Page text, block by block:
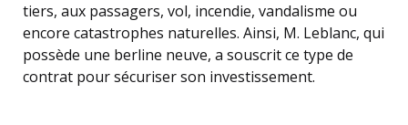
tiers, aux passagers, vol, incendie, vandalisme ou
encore catastrophes naturelles. Ainsi, M. Leblanc, qui
possède une berline neuve, a souscrit ce type de
contrat pour sécuriser son investissement.